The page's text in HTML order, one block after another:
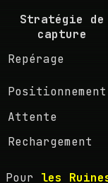
Stratégie de
capture
Repérage
Positionnement
Attente
Rechargement
Pour les